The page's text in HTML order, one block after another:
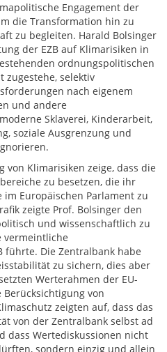
Engagement der
die Transformation hin zu
zu begleiten. Harald Bolsinger
der EZB auf Klimarisiken in
ordnungspolitischen
zugestehe, selektiv
nach eigenem
und andere
Sklaverei, Kinderarbeit,
soziale Ausgrenzung und
von Klimarisiken zeige, dass die
zu besetzen, die ihr
Europäischen Parlament zu
zeigte Prof. Bolsinger den
und wissenschaftlich zu
vermeintliche
führte. Die Zentralbank habe
zu sichern, dies aber
Werterahmen der EU-
von
zeigten auf, dass das
von der Zentralbank selbst ad
dass Wertediskussionen nicht
sondern einzig und allein